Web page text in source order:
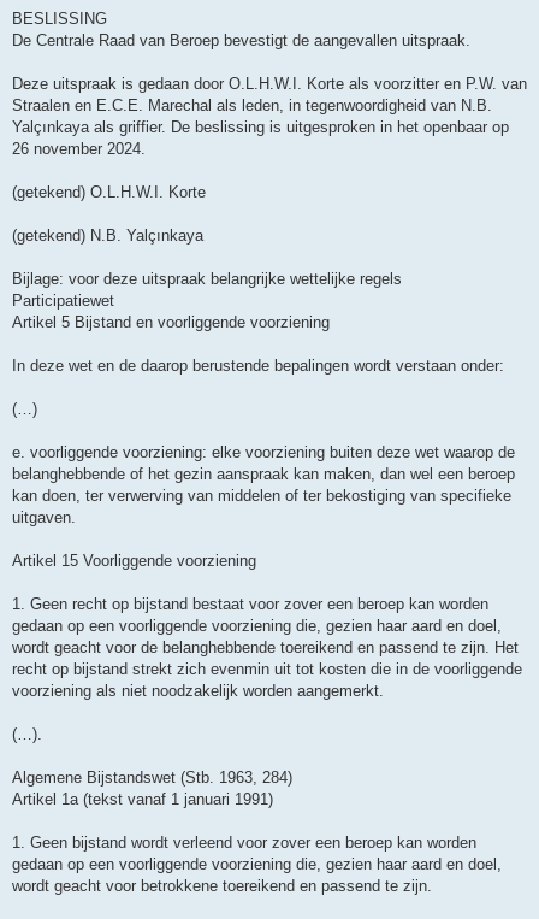
BESLISSING
De Centrale Raad van Beroep bevestigt de aangevallen uitspraak.
Deze uitspraak is gedaan door O.L.H.W.I. Korte als voorzitter en P.W. van
Straalen en E.C.E. Marechal als leden, in tegenwoordigheid van N.B.
Yalçınkaya als griffier. De beslissing is uitgesproken in het openbaar op
26 november 2024.
(getekend) O.L.H.W.I. Korte
(getekend) N.B. Yalçınkaya
Bijlage: voor deze uitspraak belangrijke wettelijke regels
Participatiewet
Artikel 5 Bijstand en voorliggende voorziening
In deze wet en de daarop berustende bepalingen wordt verstaan onder:
(…)
e. voorliggende voorziening: elke voorziening buiten deze wet waarop de
belanghebbende of het gezin aanspraak kan maken, dan wel een beroep
kan doen, ter verwerving van middelen of ter bekostiging van specifieke
uitgaven.
Artikel 15 Voorliggende voorziening
1. Geen recht op bijstand bestaat voor zover een beroep kan worden
gedaan op een voorliggende voorziening die, gezien haar aard en doel,
wordt geacht voor de belanghebbende toereikend en passend te zijn. Het
recht op bijstand strekt zich evenmin uit tot kosten die in de voorliggende
voorziening als niet noodzakelijk worden aangemerkt.
(…).
Algemene Bijstandswet (Stb. 1963, 284)
Artikel 1a (tekst vanaf 1 januari 1991)
1. Geen bijstand wordt verleend voor zover een beroep kan worden
gedaan op een voorliggende voorziening die, gezien haar aard en doel,
wordt geacht voor betrokkene toereikend en passend te zijn.